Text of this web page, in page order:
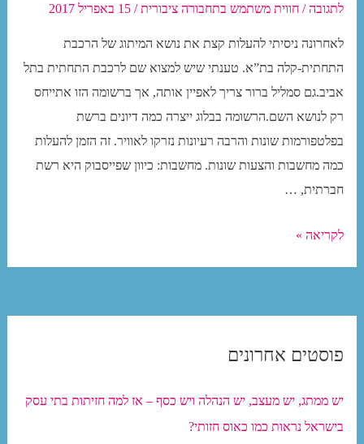
הראשונה*
מ-1982
!
לתגובה /חווית משתמש בתחבורה ציבורית/15 באפריל 2017
לאחרונה ניסיתי להעלות קצת את נושא המיתוג של הרכבת
התחתית-קלה בת”א. טענתי שיש למצוא שם לרכבת התחתית בתל
אביב.גם סמליל ברור צריך לאפיין אותה, אך ברשומה הזו אתייחס
רק לנושא השם.הרשומה בבלוג ייצרה כמה דיונים ברשת
בפלטפורמות שונות והרבה רעיונות נזרקו לאוויר. זה הזמן להעלות
כמה מחשבות והצעות שונות. מחשבות: כיוון שפייסבוק היא רשת
חברתית, …
פרוייקט
בתל
רבתי
נמשך:
לקריאה »
פוסטים אחרונים
יש ממתג, יש מעצב, יש הנהלה ויש כסף – אז למה חזיתות בתי עסק
בישראל נראות כמו כאוס חזותי?